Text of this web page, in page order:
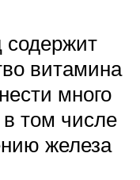
содержит
витамина
много
том числе
железа